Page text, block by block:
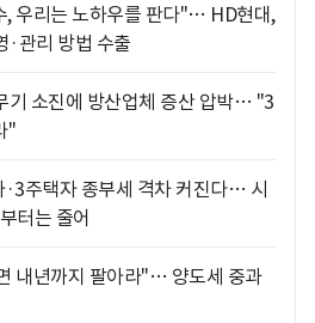
, 우리는 노하우를 판다"… HD현대,
·관리 방법 수출
기 소진에 방산업체 증산 압박… "3
"
주택자 종부세 격차 커진다… 시
터는 줄어
내년까지 팔아라"… 양도세 중과